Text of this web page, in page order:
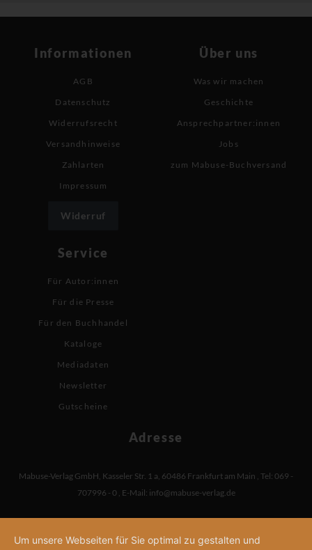
Informationen
AGB
Datenschutz
Widerrufsrecht
Versandhinweise
Zahlarten
Impressum
Widerruf
Über uns
Was wir machen
Geschichte
Ansprechpartner:innen
Jobs
zum Mabuse-Buchversand
Service
Für Autor:innen
Für die Presse
Für den Buchhandel
Kataloge
Mediadaten
Newsletter
Gutscheine
Adresse
Mabuse-Verlag GmbH, Kasseler Str. 1 a, 60486 Frankfurt am Main , Tel: 069 -
707996 - 0 , E-Mail: info@mabuse-verlag.de
Um unsere Webseiten für Sie optimal zu gestalten und